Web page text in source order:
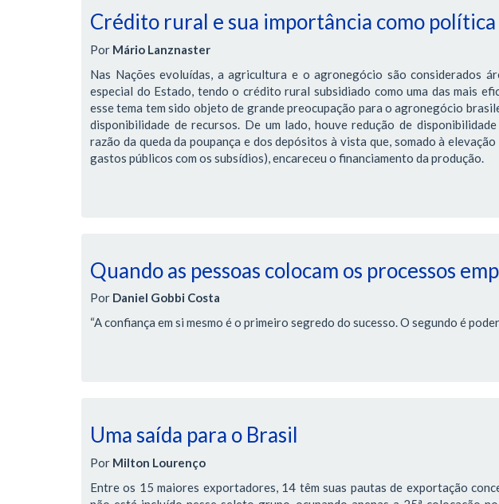
Crédito rural e sua importância como
Por Mário Lanznaster
Nas Nações evoluídas, a agricultura e o agronegócio são considerados
especial do Estado, tendo o crédito rural subsidiado como uma das mais
esse tema tem sido objeto de grande preocupação para o agronegócio
disponibilidade de recursos. De um lado, houve redução de
razão da queda da poupança e dos depósitos à vista que, somado à
gastos públicos com os subsídios), encareceu o financiamento da produção.
Quando as pessoas colocam os processos
Por Daniel Gobbi Costa
“A confiança em si mesmo é o primeiro segredo do sucesso. O segundo é
Uma saída para o Brasil
Por Milton Lourenço
Entre os 15 maiores exportadores, 14 têm suas pautas de exportação